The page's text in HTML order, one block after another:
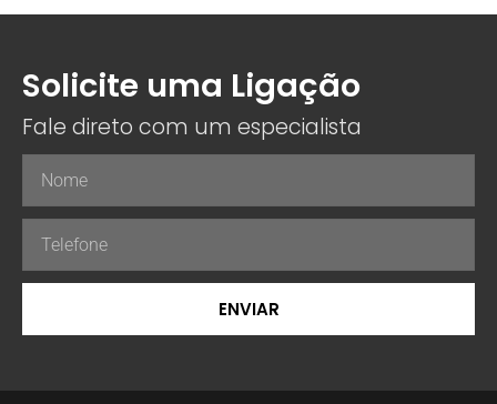
Solicite uma Ligação
Fale direto com um especialista
ENVIAR